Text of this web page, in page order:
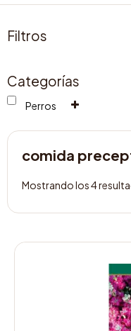
Filtros
Categorías
Perros
comida
Mostrando los 4